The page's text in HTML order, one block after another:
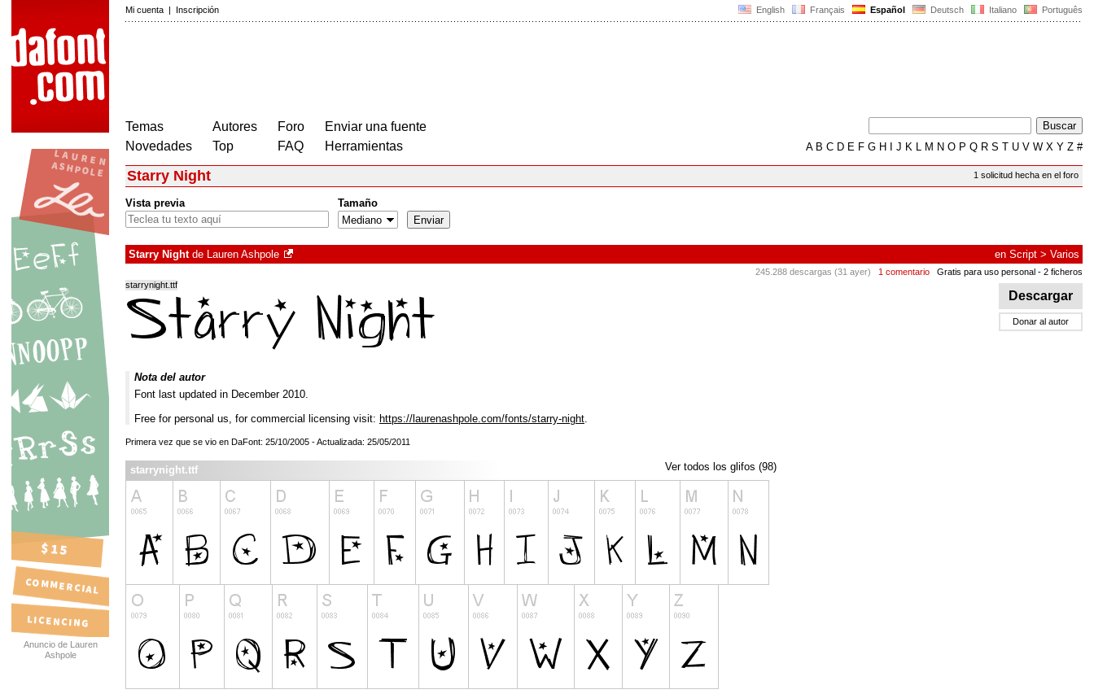
English Français Español Deutsch Italiano Português
Mi cuenta | Inscripción
Temas
Novedades
Autores
Top
Foro
FAQ
Enviar una fuente
Herramientas
AB C D E F G H J K L M N O P Q R S T U V W X Y Z #
Anuncio de Lauren
Ashpole
1 solicitud hecha en el foro
Starry Night
Vista previa Tamaño
Starry Nightde Lauren Ashpole en Script > Varios
245.288 descargas (31 ayer) 1 comentario Gratis para uso personal - 2 ficheros
Descargar
Donar al autor
starrynight.ttf
Nota del autor
Font last updated in December 2010.
Free for personal us, for commercial licensing visit: https://laurenashpole.com/fonts/starry-night.
Primera vez que se vio en DaFont: 25/10/2005 - Actualizada: 25/05/2011
Ver todos los glifos (98)
starrynight.ttf